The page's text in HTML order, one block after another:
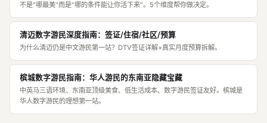
不是"哪最美"而是"哪的条件能让你活下来"。5个维度帮你做决定。
清迈数字游民深度指南：签证/住宿/社区/预算
为什么清迈仍是中文游民第一站？DTV签证详解+真实月度预算拆解。
槟城数字游民指南：华人游民的东南亚隐藏宝藏
中英马三语环境、东南亚顶级美食、低生活成本、数字游民签证友好。槟城是
华人数字游民的理想第一站。